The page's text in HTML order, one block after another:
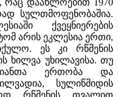
სულთმოფენობაშია.
ქვეყნიერების
არის ეკლესია ერთი,
ეს კი რწმენის
ხილვა უხილავისა. თუ
ერთობა და
სულიწმიდის
რწმენის თვალით